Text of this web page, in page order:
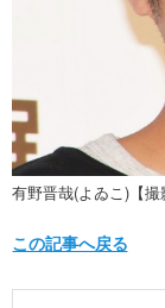
有野晋哉(よゐこ)【撮
この記事へ戻る